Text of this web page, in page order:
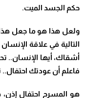
حكم الجسد الميت.
ولعل هذا هو ما جعل
التالية في علاقة
أشقاك، أيها الإنسان..
فاعلم أن عودتك
هو المسرح احتفال إذن،